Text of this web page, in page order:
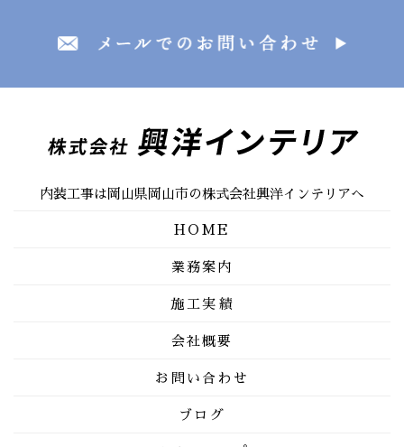
内装工事は岡山県岡山市の株式会社興洋インテリアへ
HOME
業務案内
施工実績
会社概要
お問い合わせ
ブログ